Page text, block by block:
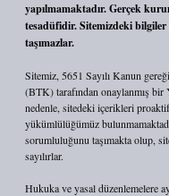
yapılmamaktadır. Gerçek
tesadüfidir. Sitemizdeki
taşımazlar.
Sitemiz, 5651 Sayılı Kanun
(BTK) tarafından onaylanmış bir
nedenle, sitedeki içerikleri
yükümlülüğümüz
sorumluluğunu taşımakta olup,
sayılırlar.
Hukuka ve yasal düzenlemelere